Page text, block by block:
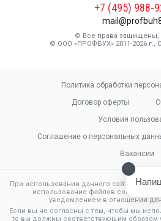
+7 (495) 988-
© Все права защищены,
© ООО «ПРОФБУХ» 2011-2026 г.,
Политика обработки
Договор оферты
Условия
Соглашение о персональных
Вакансии
При использовании данного сайта, вы
использование файлов cookie в
уведомлением в отношении
Если вы не согласны с тем, чтобы мы
то вы должны соответствующим образом